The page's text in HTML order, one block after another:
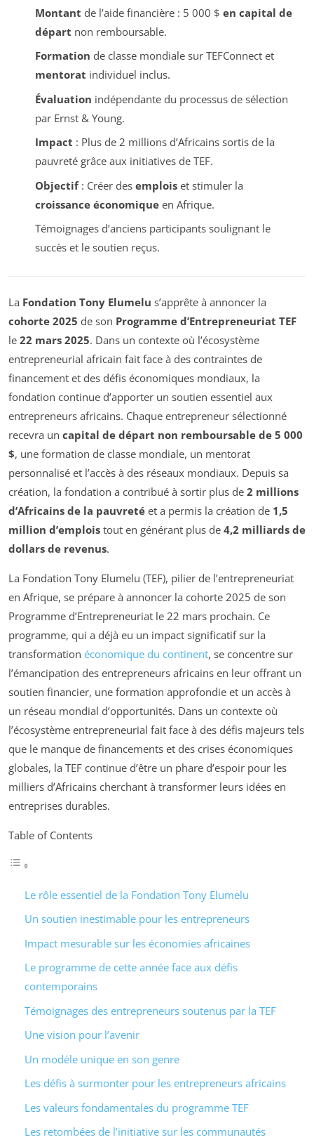
Montant de l’aide financière : 5 000 $ en capital de
départ non remboursable.
Formation de classe mondiale sur TEFConnect et
mentorat individuel inclus.
Évaluation indépendante du processus de sélection
par Ernst & Young.
Impact : Plus de 2 millions d’Africains sortis de la
pauvreté grâce aux initiatives de TEF.
Objectif: Créer des emploiset stimuler la
croissance économiqueen Afrique.
Témoignages d’anciens participants soulignant le
succès et le soutien reçus.
La Fondation Tony Elumelu s’apprête à annoncer la
cohorte 2025 de son Programme d’Entrepreneuriat TEF
le 22 mars 2025. Dans un contexte où l’écosystème
entrepreneurial africain fait face à des contraintes de
financement et des défis économiques mondiaux, la
fondation continue d’apporter un soutien essentiel aux
entrepreneurs africains. Chaque entrepreneur sélectionné
recevra un capital de départ non remboursable de 5 000
$, une formation de classe mondiale, un mentorat
personnalisé et l’accès à des réseaux mondiaux. Depuis sa
création, la fondation a contribué à sortir plus de 2 millions
d’Africains de la pauvreté et a permis la création de 1,5
million d’emplois tout en générant plus de 4,2 milliards de
dollars de revenus.
La Fondation Tony Elumelu (TEF), pilier de l’entrepreneuriat
en Afrique, se prépare à annoncer la cohorte 2025 de son
Programme d’Entrepreneuriat le 22 mars prochain. Ce
programme, qui a déjà eu un impact significatif sur la
transformation économique du continent, se concentre sur
l’émancipation des entrepreneurs africains en leur offrant un
soutien financier, une formation approfondie et un accès à
un réseau mondial d’opportunités. Dans un contexte où
l’écosystème entrepreneurial fait face à des défis majeurs tels
que le manque de financements et des crises économiques
globales, la TEF continue d’être un phare d’espoir pour les
milliers d’Africains cherchant à transformer leurs idées en
entreprises durables.
Table of Contents
Le rôle essentiel de la Fondation Tony Elumelu
Un soutien inestimable pour les entrepreneurs
Impact mesurable sur les économies africaines
Le programme de cette année face aux défis
contemporains
Témoignages des entrepreneurs soutenus par la TEF
Une vision pour l’avenir
Un modèle unique en son genre
Les défis à surmonter pour les entrepreneurs africains
Les valeurs fondamentales du programme TEF
Les retombées de l’initiative sur les communautés